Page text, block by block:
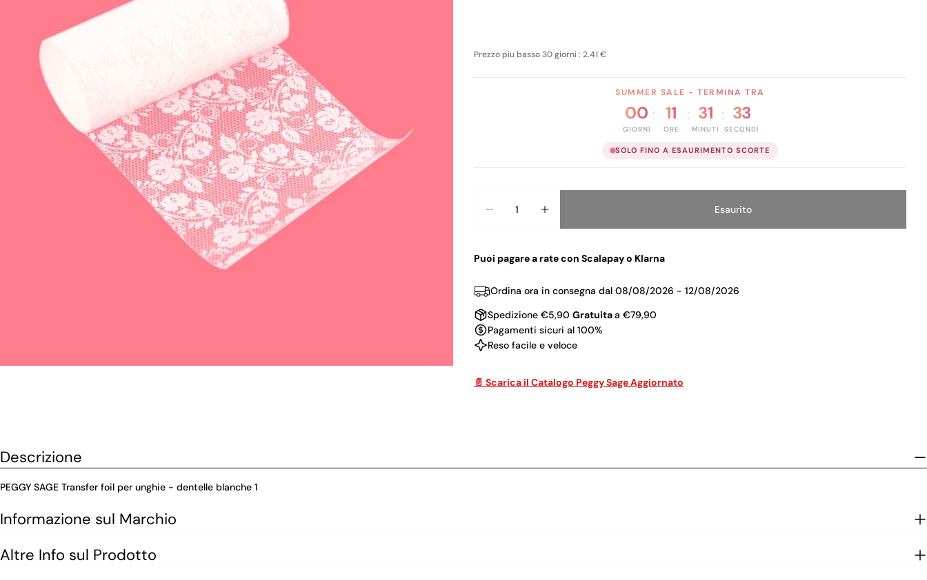
supporto 0 in modalità modale
Prezzo piu basso 30 giorni : 2.41 €
SUMMER SALE - TERMINA TRA
00
GIORNI
: 11
ORE
: 31
MINUTI
: 32
SECONDI
SOLO FINO A ESAURIMENTO SCORTE
Esaurito
Puoi pagare a rate con Scalapay o Klarna
Ordina ora in consegna dal 08/08/2026 - 12/08/2026
Spedizione €5,90 Gratuitaa €79,90
Pagamenti sicuri al 100%
Reso facile e veloce
📄 Scarica il Catalogo Peggy Sage Aggiornato
Descrizione
PEGGY SAGE Transfer foil per unghie - dentelle blanche 1
Informazione sul Marchio
Altre Info sul Prodotto